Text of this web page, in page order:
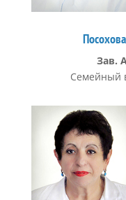
Зав.
Семейный